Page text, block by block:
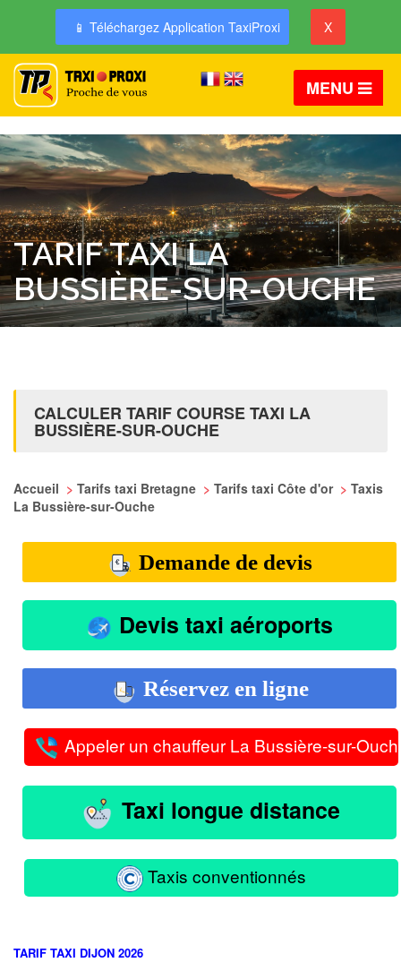
📱 Téléchargez Application TaxiProxi X
MENU
TARIF TAXI LA
BUSSIÈRE-SUR-OUCHE
CALCULER TARIF COURSE TAXI LA
BUSSIÈRE-SUR-OUCHE
Accueil > Tarifs taxi Bretagne > Tarifs taxi Côte d'or > Taxis
La Bussière-sur-Ouche
Demande de devis
Devis taxi aéroports
Réservez en ligne
Appeler un chauffeur La Bussière-sur-
Taxi longue distance
Taxis conventionnés
TARIF TAXI DIJON 2026